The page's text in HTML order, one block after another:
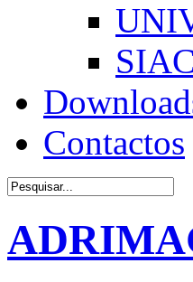
Contactos